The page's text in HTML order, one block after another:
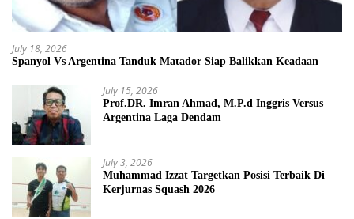
July 18, 2026
Spanyol Vs Argentina Tanduk Matador Siap Balikkan Keadaan
July 15, 2026
Prof.DR. Imran Ahmad, M.P.d Inggris Versus
Argentina Laga Dendam
July 3, 2026
Muhammad Izzat Targetkan Posisi Terbaik Di
Kerjurnas Squash 2026